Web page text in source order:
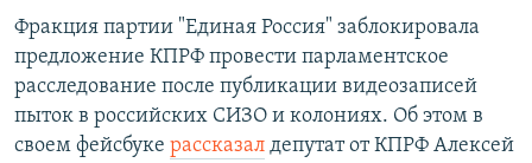
Фракция партии "Единая Россия" заблокировала
предложение КПРФ провести парламентское
расследование после публикации видеозаписей
пыток в российских СИЗО и колониях. Об этом в
своем фейсбуке рассказал депутат от КПРФ Алексей